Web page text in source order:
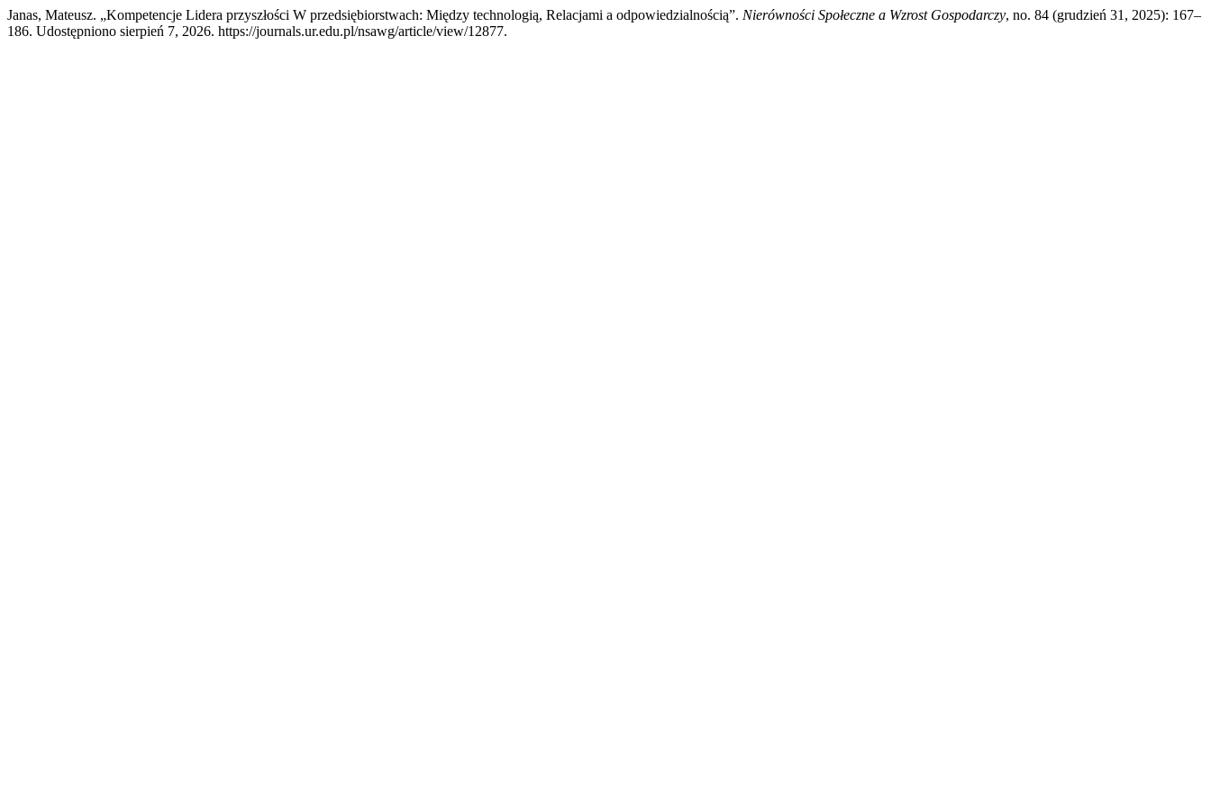
Janas, Mateusz. „Kompetencje Lidera przyszłości W przedsiębiorstwach: Między technologią, Relacjami a odpowiedzialnością”. Nierówności Społeczne a Wzrost Gospodarczy, no. 84 (grudzień 31, 2025): 167–
186. Udostępniono sierpień 7, 2026. https://journals.ur.edu.pl/nsawg/article/view/12877.